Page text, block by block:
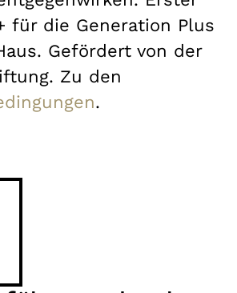
für die Generation Plus
Gefördert von der
Zu den
.